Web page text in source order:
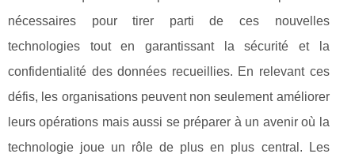
nécessaires pour tirer parti de ces nouvelles
technologies tout en garantissant la sécurité et la
confidentialité des données recueillies. En relevant ces
défis, les organisations peuvent non seulement améliorer
leurs opérations mais aussi se préparer à un avenir où la
technologie joue un rôle de plus en plus central. Les